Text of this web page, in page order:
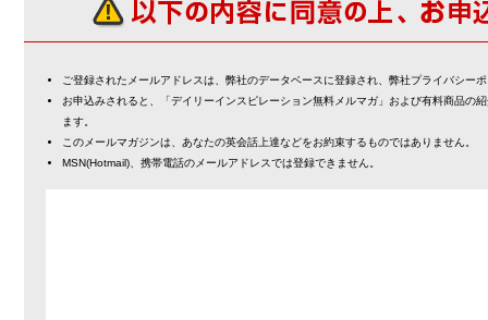
ご登録されたメールアドレスは、弊社のデータベースに登録され、弊社プライバシー
お申込みされると、「デイリーインスピレーション無料メルマガ」および有料商品の
ます。
このメールマガジンは、あなたの英会話上達などをお約束するものではありません。
MSN(Hotmail)、携帯電話のメールアドレスでは登録できません。